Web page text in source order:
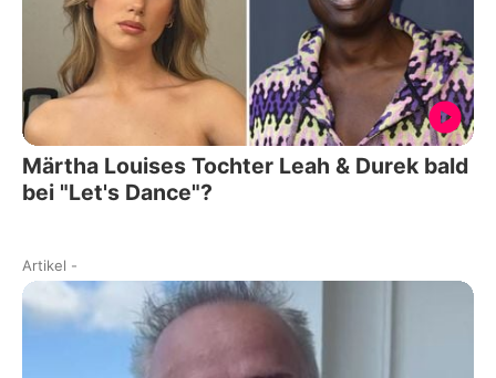
Märtha Louises Tochter Leah & Durek bald
bei "Let's Dance"?
Artikel -